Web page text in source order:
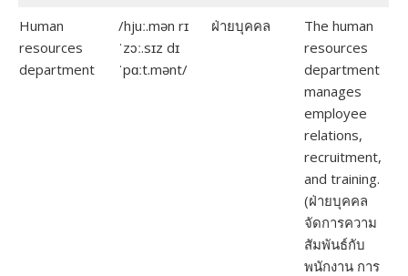
Human
resources
department
/hjuː.mən rɪ
ˈzɔː.sɪz dɪ
ˈpɑːt.mənt/
ฝ่ายบุคคล
The human
resources
department
manages
employee
relations,
recruitment,
and training.
(ฝ่ายบุคคล
จัดการความ
สัมพันธ์กับ
พนักงาน การ